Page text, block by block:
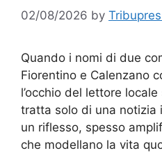
02/08/2026 by
Quando i nomi di due
Fiorentino e Calenzano
l’occhio del lettore
tratta solo di una notizia
un riflesso, spesso
che modellano la vita